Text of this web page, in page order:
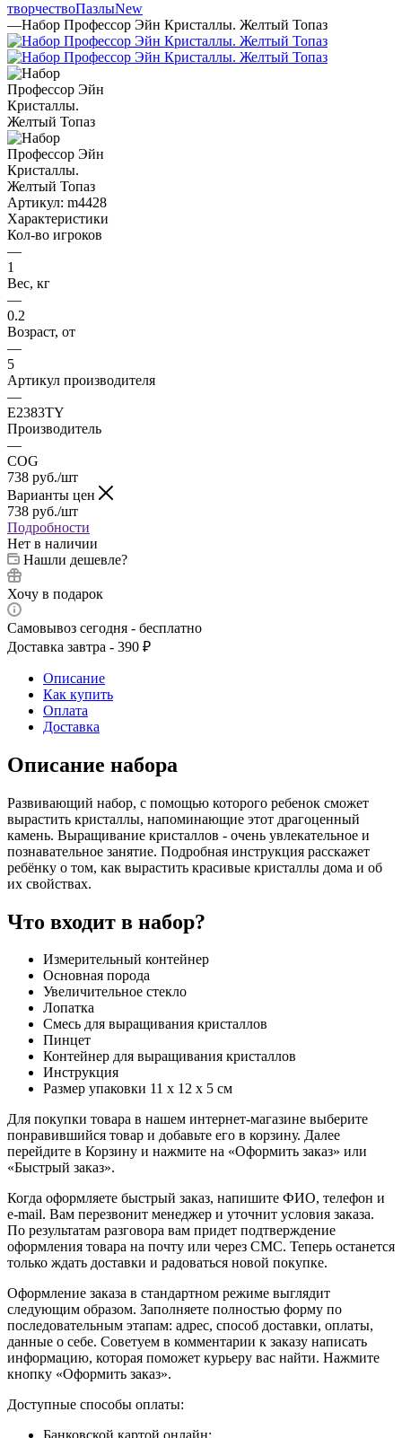
творчествоПазлыNew
—Набор Профессор Эйн Кристаллы. Желтый Топаз
Артикул: m4428
Характеристики
Кол-во игроков
—
1
Вес, кг
—
0.2
Возраст, от
—
5
Артикул производителя
—
Е2383TY
Производитель
—
COG
738 руб./шт
Варианты цен
738 руб./шт
Подробности
Нет в наличии
Нашли дешевле?
Хочу в подарок
Самовывоз сегодня - бесплатно
Доставка завтра - 390 ₽
Описание
Как купить
Оплата
Доставка
Описание набора
Развивающий набор, с помощью которого ребенок сможет
вырастить кристаллы, напоминающие этот драгоценный
камень. Выращивание кристаллов - очень увлекательное и
познавательное занятие. Подробная инструкция расскажет
ребёнку о том, как вырастить красивые кристаллы дома и об
их свойствах.
Что входит в набор?
Измерительный контейнер
Основная порода
Увеличительное стекло
Лопатка
Смесь для выращивания кристаллов
Пинцет
Контейнер для выращивания кристаллов
Инструкция
Размер упаковки 11 х 12 х 5 см
Для покупки товара в нашем интернет-магазине выберите
понравившийся товар и добавьте его в корзину. Далее
перейдите в Корзину и нажмите на «Оформить заказ» или
«Быстрый заказ».
Когда оформляете быстрый заказ, напишите ФИО, телефон и
e-mail. Вам перезвонит менеджер и уточнит условия заказа.
По результатам разговора вам придет подтверждение
оформления товара на почту или через СМС. Теперь останется
только ждать доставки и радоваться новой покупке.
Оформление заказа в стандартном режиме выглядит
следующим образом. Заполняете полностью форму по
последовательным этапам: адрес, способ доставки, оплаты,
данные о себе. Советуем в комментарии к заказу написать
информацию, которая поможет курьеру вас найти. Нажмите
кнопку «Оформить заказ».
Доступные способы оплаты: